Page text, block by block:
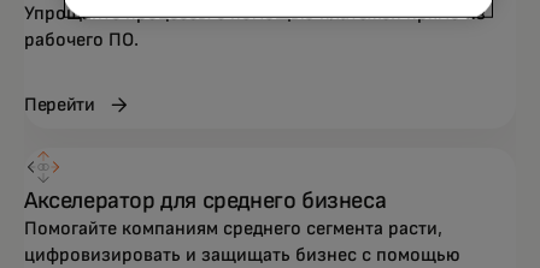
Упрощайте процессы с помощью платежей прямо из
рабочего ПО.
Перейти
Акселератор для среднего бизнеса
Помогайте компаниям среднего сегмента расти,
цифровизировать и защищать бизнес с помощью